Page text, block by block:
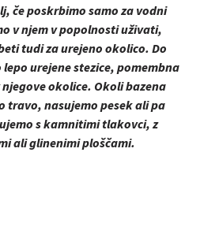
če poskrbimo samo za vodni
v njem v popolnosti uživati,
tudi za urejeno okolico. Do
urejene stezice, pomembna
okolice. Okoli bazena
travo, nasujemo pesek ali pa
s kamnitimi tlakovci, z
ali glinenimi ploščami.